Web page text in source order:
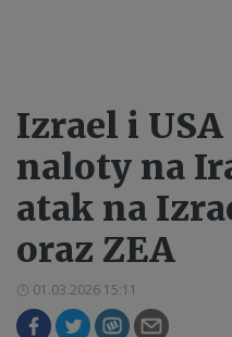
Izrael i
naloty na
atak na
oraz ZEA
01.03.2026 15:11